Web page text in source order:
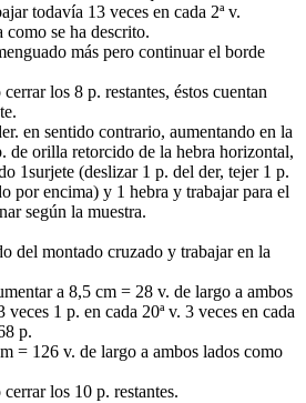
todavía 13 veces en cada 2ª v.
como se ha descrito.
más pero continuar el borde
los 8 p. restantes, éstos cuentan
en sentido contrario, aumentando en la
de orilla retorcido de la hebra horizontal,
1surjete (deslizar 1 p. del der, tejer 1 p.
por encima) y 1 hebra y trabajar para el
según la muestra.
del montado cruzado y trabajar en la
a 8,5 cm = 28 v. de largo a ambos
1 p. en cada 20ª v. 3 veces en cada
p.
= 126 v. de largo a ambos lados como
los 10 p. restantes.